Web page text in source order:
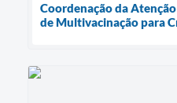
Coordenação da
de Multivacinação para